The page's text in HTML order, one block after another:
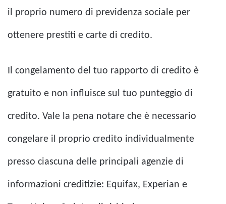
il proprio numero di previdenza sociale per
ottenere prestiti e carte di credito.
Il congelamento del tuo rapporto di credito è
gratuito e non influisce sul tuo punteggio di
credito. Vale la pena notare che è necessario
congelare il proprio credito individualmente
presso ciascuna delle principali agenzie di
informazioni creditizie: Equifax, Experian e